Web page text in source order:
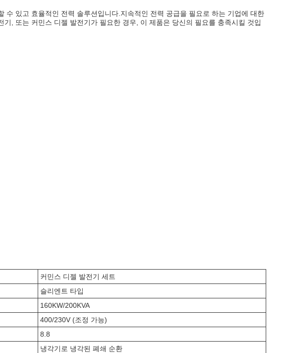
수 있고 효율적인 전력 솔루션입니다.지속적인 전력 공급을 필요로 하는 기업에 대한
, 또는 커민스 디젤 발전기가 필요한 경우, 이 제품은 당신의 필요를 충족시킬 것입
커민스 디젤 발전기 세트
슬리엔트 타입
160KW/200KVA
400/230V (조정 가능)
8.8
냉각기로 냉각된 폐쇄 순환